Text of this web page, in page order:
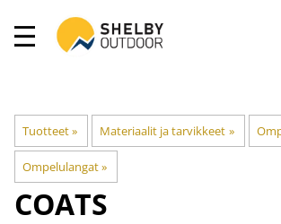
Tuotteet‪» Materiaalit ja tarvikkeet ‪»
Ompelulangat‪»
COATS